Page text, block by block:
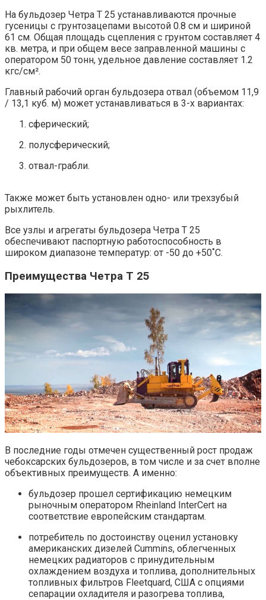
На бульдозер Четра Т 25 устанавливаются прочные
гусеницы с грунтозацепами высотой 0.8 см и шириной
61 см. Общая площадь сцепления с грунтом составляет 4
кв. метра, и при общем весе заправленной машины с
оператором 50 тонн, удельное давление составляет 1.2
кгс/см².
Главный рабочий орган бульдозера отвал (объемом 11,9
/ 13,1 куб. м) может устанавливаться в 3-х вариантах:
сферический;
полусферический;
отвал-грабли.
Также может быть установлен одно- или трехзубый
рыхлитель.
Все узлы и агрегаты бульдозера Четра Т 25
обеспечивают паспортную работоспособность в
широком диапазоне температур: от -50 до +50˚С.
Преимущества Четра Т 25
В последние годы отмечен существенный рост продаж
чебоксарских бульдозеров, в том числе и за счет вполне
объективных преимуществ. А именно:
бульдозер прошел сертификацию немецким
рыночным оператором Rheinland InterCert на
соответствие европейским стандартам.
потребитель по достоинству оценил установку
американских дизелей Cummins, облегченных
немецких радиаторов с принудительным
охлаждением воздуха и топлива, дополнительных
топливных фильтров Fleetquard, США с опциями
сепарации охладителя и разогрева топлива,